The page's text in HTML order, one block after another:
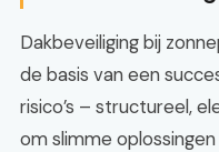
Dakbeveiliging bij
de basis van een
risico’s – structureel,
om slimme